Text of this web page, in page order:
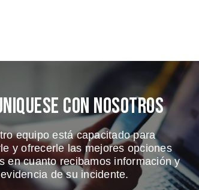
Con Nosotros
equipo está capacitado para
y ofrecerle las mejores opciones
en cuanto recibamos información y
evidencia de su incidente.